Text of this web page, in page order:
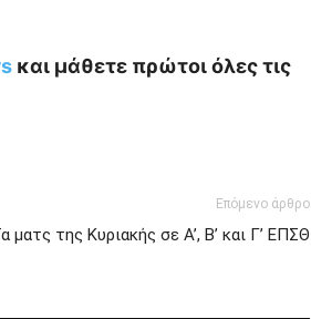
και μάθετε πρώτοι όλες τις
Επόμενο άρθρο
ματς της Κυριακής σε Α’, Β’ και Γ’ ΕΠΣΘ